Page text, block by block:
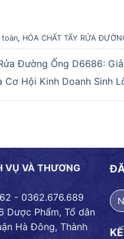
toàn, HÓA CHẤT TẨY RỬA
Đường Ống D6686:
Cơ Hội Kinh Doanh Sinh
VỤ VÀ THƯƠNG
- 0362.676.689
Dược Phẩm, Tổ dân
Hà Đông, Thành